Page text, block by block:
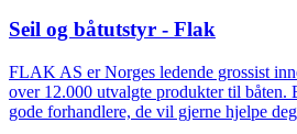
Seil og båtutstyr - Flak
FLAK AS er Norges ledende grossist
over 12.000 utvalgte produkter til båten.
gode forhandlere, de vil gjerne hjelpe